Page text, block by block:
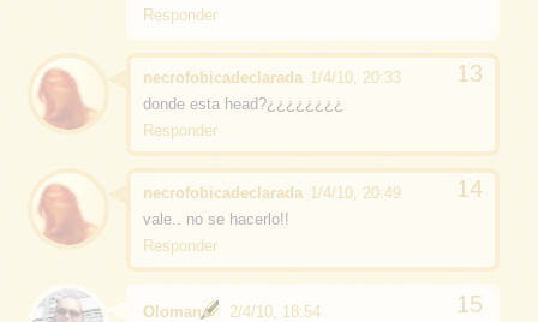
Responder
necrofobicadeclarada 1/4/10, 20:33
donde esta head?¿¿¿¿¿¿¿¿
Responder
necrofobicadeclarada 1/4/10, 20:49
vale.. no se hacerlo!!
Responder
Oloman
2/4/10, 18:54